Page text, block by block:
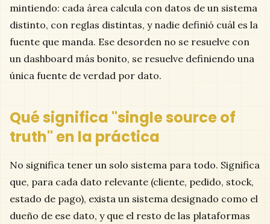
mintiendo: cada área calcula con datos de un sistema
distinto, con reglas distintas, y nadie definió cuál es la
fuente que manda. Ese desorden no se resuelve con
un dashboard más bonito, se resuelve definiendo una
única fuente de verdad por dato.
Qué significa "single source of
truth" en la práctica
No significa tener un solo sistema para todo. Significa
que, para cada dato relevante (cliente, pedido, stock,
estado de pago), exista un sistema designado como el
dueño de ese dato, y que el resto de las plataformas